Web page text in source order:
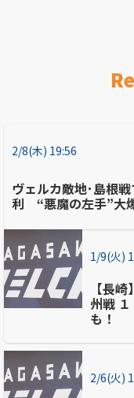
2/8(木) 19:56
ヴェルカ敵地･島根
利 “悪魔の左手”大
1/9(火)
【長
州戦 １
も！
2/6(火)